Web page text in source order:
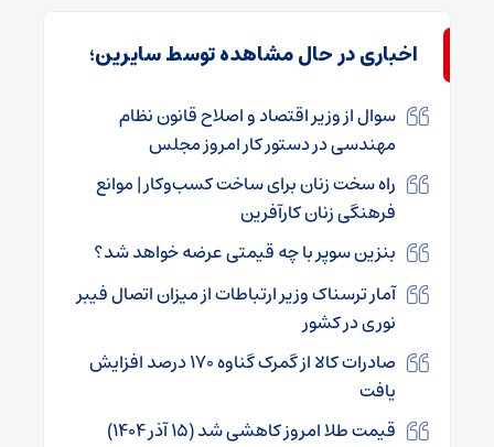
اخباری در حال مشاهده توسط سایرین؛
سوال از وزیر اقتصاد و اصلاح قانون نظام
مهندسی در دستور کار امروز مجلس
راه سخت زنان برای ساخت کسب‌وکار | موانع
فرهنگی زنان کارآفرین
بنزین سوپر با چه قیمتی عرضه خواهد شد؟
آمار ترسناک وزیر ارتباطات از میزان اتصال فیبر
نوری در کشور
صادرات کالا از گمرک گناوه ۱۷۰ درصد افزایش
یافت
قیمت طلا امروز کاهشی شد (۱۵ آذر ۱۴۰۴)